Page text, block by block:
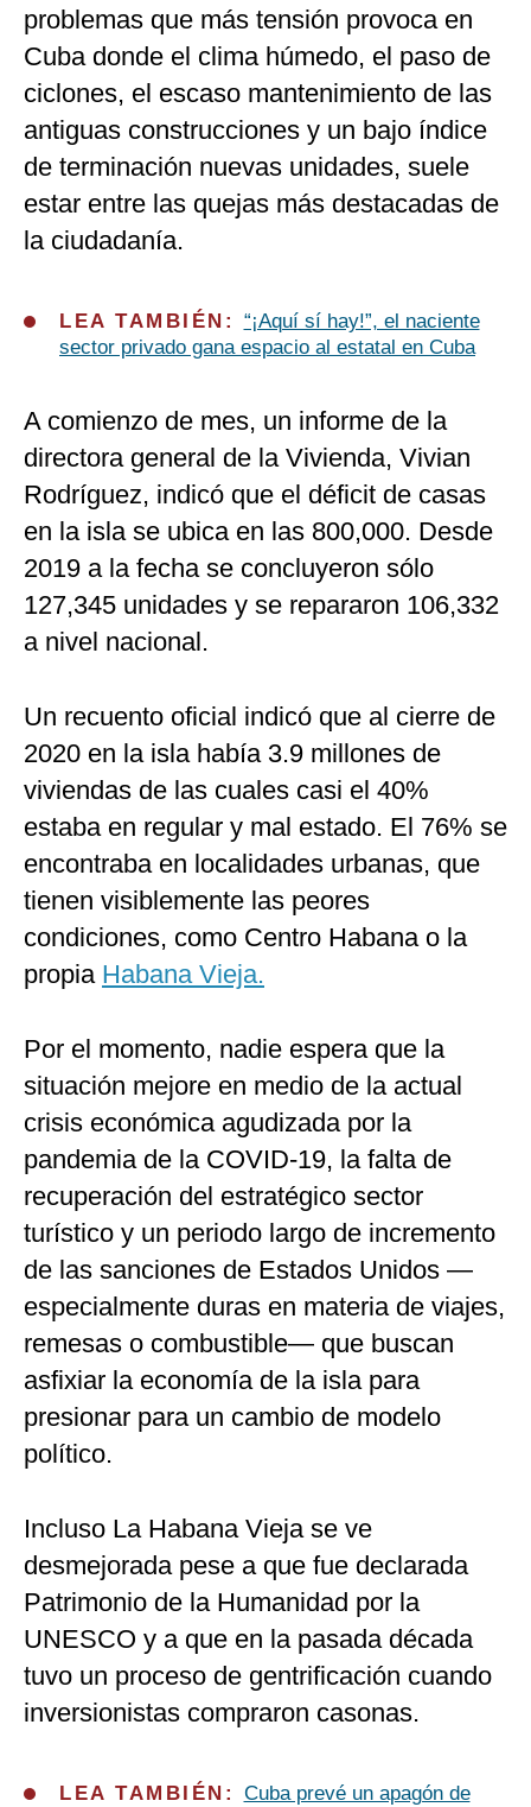
problemas que más tensión provoca en
Cuba donde el clima húmedo, el paso de
ciclones, el escaso mantenimiento de las
antiguas construcciones y un bajo índice
de terminación nuevas unidades, suele
estar entre las quejas más destacadas de
la ciudadanía.
LEA TAMBIÉN: “¡Aquí sí hay!”, el naciente
sector privado gana espacio al estatal en Cuba
A comienzo de mes, un informe de la
directora general de la Vivienda, Vivian
Rodríguez, indicó que el déficit de casas
en la isla se ubica en las 800,000. Desde
2019 a la fecha se concluyeron sólo
127,345 unidades y se repararon 106,332
a nivel nacional.
Un recuento oficial indicó que al cierre de
2020 en la isla había 3.9 millones de
viviendas de las cuales casi el 40%
estaba en regular y mal estado. El 76% se
encontraba en localidades urbanas, que
tienen visiblemente las peores
condiciones, como Centro Habana o la
propia Habana Vieja.
Por el momento, nadie espera que la
situación mejore en medio de la actual
crisis económica agudizada por la
pandemia de la COVID-19, la falta de
recuperación del estratégico sector
turístico y un periodo largo de incremento
de las sanciones de Estados Unidos —
especialmente duras en materia de viajes,
remesas o combustible— que buscan
asfixiar la economía de la isla para
presionar para un cambio de modelo
político.
Incluso La Habana Vieja se ve
desmejorada pese a que fue declarada
Patrimonio de la Humanidad por la
UNESCO y a que en la pasada década
tuvo un proceso de gentrificación cuando
inversionistas compraron casonas.
LEA TAMBIÉN: Cuba prevé un apagón de